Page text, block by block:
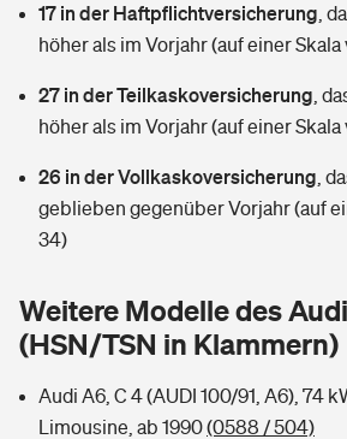
Wer versichert was: Jetzt Versicherer
Sie haben Fragen?
Mietkautionsversicherung
Restkreditversicherung
Zur Übersicht
Hochwasser-Check: Wie gefährdet ist Ihr
Wer versichert was: Jetzt Versicherer
Kinderinvalidität
Reiseversicherung
Pferdehalter-Haftpflicht
Private Cyberversicherung
Musikinstrumentenversicherung
Tierkrankenversicherung
Wer versichert was: Jetzt Versicherer
Sie haben Fragen?
Rentenrechner: Wie viel Geld bekomme
17 in der Haftpflichtversicherung
höher als im Vorjahr (auf einer Skala
27 in der Teilkaskoversicherung
höher als im Vorjahr (auf einer Skala
26 in der Vollkaskoversicherung
geblieben gegenüber Vorjahr (auf
34)
Weitere Modelle des
(HSN/TSN in Klammern)
Audi A6, C 4 (AUDI 100/91, A6), 74
Limousine, ab 1990(0588 / 504)